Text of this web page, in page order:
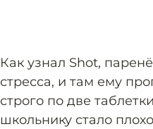
Как узнал Shot,
стресса, и там ему
строго по две
школьнику стало